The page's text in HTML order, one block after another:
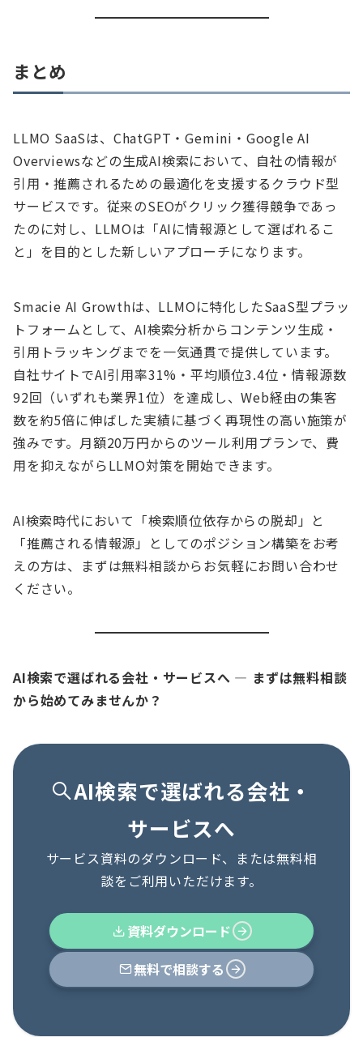
まとめ
LLMO SaaSは、ChatGPT・Gemini・Google AI
Overviewsなどの生成AI検索において、自社の情報が
引用・推薦されるための最適化を支援するクラウド型
サービスです。従来のSEOがクリック獲得競争であっ
たのに対し、LLMOは「AIに情報源として選ばれるこ
と」を目的とした新しいアプローチになります。
Smacie AI Growthは、LLMOに特化したSaaS型プラッ
トフォームとして、AI検索分析からコンテンツ生成・
引用トラッキングまでを一気通貫で提供しています。
自社サイトでAI引用率31%・平均順位3.4位・情報源数
92回（いずれも業界1位）を達成し、Web経由の集客
数を約5倍に伸ばした実績に基づく再現性の高い施策が
強みです。月額20万円からのツール利用プランで、費
用を抑えながらLLMO対策を開始できます。
AI検索時代において「検索順位依存からの脱却」と
「推薦される情報源」としてのポジション構築をお考
えの方は、まずは無料相談からお気軽にお問い合わせ
ください。
AI検索で選ばれる会社・サービスへ — まずは無料相談
から始めてみませんか？
AI検索で選ばれる会社・
サービスへ
サービス資料のダウンロード、または無料相
談をご利用いただけます。
資料ダウンロード
無料で相談する